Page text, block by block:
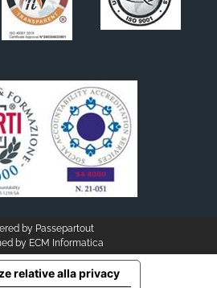
by Passepartout
by ECM Informatica
relative alla privacy